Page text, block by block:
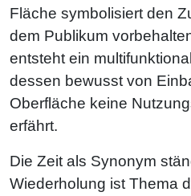
Fläche symbolisiert den
dem Publikum
entsteht ein
dessen bewusst von
Oberfläche keine
erfährt.
Die Zeit als Synonym
Wiederholung ist Thema